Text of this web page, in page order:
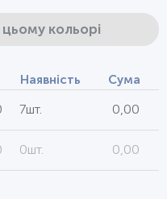
кольорі
Наявність Сума
7шт. 0,00
0шт. 0,00